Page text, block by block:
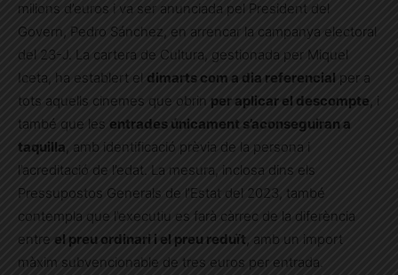
milions d’euros i va ser anunciada pel President del
Govern, Pedro Sánchez, en arrencar la campanya electoral
del 23-J. La cartera de Cultura, gestionada per Miquel
Iceta, ha establert el dimarts com a dia referencial
per a
tots aquells cinemes que obrin per aplicar el descompte, i
també que les entrades únicament s’aconseguiran a
taquilla, amb identificació prèvia de la persona i
l’acreditació de l’edat. La mesura, inclosa dins els
Pressupostos Generals de l’Estat del 2023, també
contempla que l’executiu es farà càrrec de la diferència
entre el preu ordinari i el preu reduït, amb un import
màxim subvencionable de tres euros per entrada.